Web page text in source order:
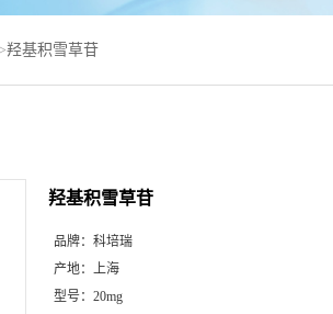
>羟基积雪草苷
羟基积雪草苷
品牌： 科培瑞
产地：
上海
型号： 20mg